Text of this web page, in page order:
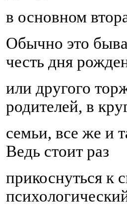
в основном
Обычно это
честь дня
или другого
родителей, в
семьи, все же и
Ведь стоит раз
прикоснуться к